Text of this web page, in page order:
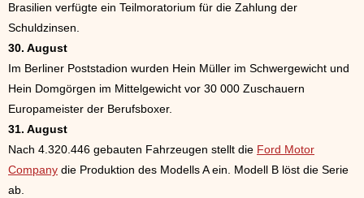
Brasilien verfügte ein Teilmoratorium für die Zahlung der
Schuldzinsen.
30. August
Im Berliner Poststadion wurden Hein Müller im Schwergewicht und
Hein Domgörgen im Mittelgewicht vor 30 000 Zuschauern
Europameister der Berufsboxer.
31. August
Nach 4.320.446 gebauten Fahrzeugen stellt die Ford Motor
Company die Produktion des Modells A ein. Modell B löst die Serie
ab.